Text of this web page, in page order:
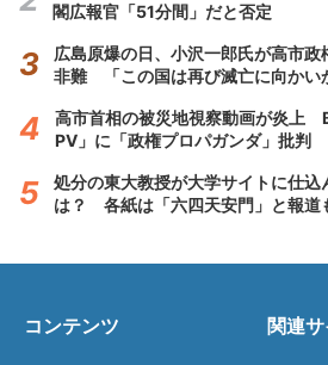
閣広報官「51分間」だと否定
広島原爆の日、小沢一郎氏が高市政
非難 「この国は再び滅亡に向かい
高市首相の被災地視察動画が炎上
PV」に「政権プロパガンダ」批判
処分の東大教授が大学サイトに仕込
は？ 各紙は「六四天安門」と報道
コンテンツ 関連サ